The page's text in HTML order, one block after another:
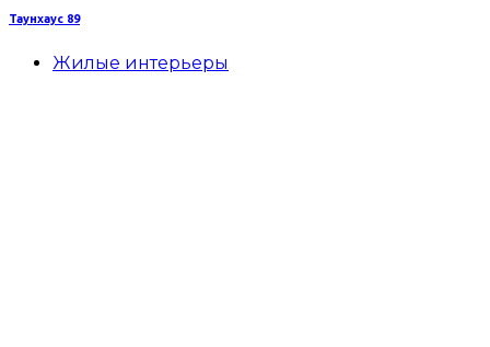
Таунхаус 89
Жилые интерьеры